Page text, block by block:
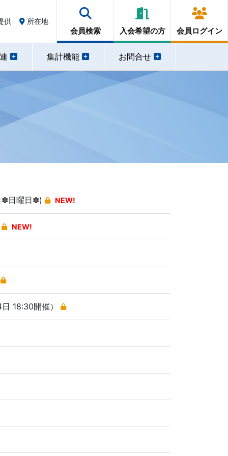
供 所在地
会員検索 入会希望の方 会員ログイン
集計機能 お問合せ
✽日曜日✽) NEW!
NEW!
18:30開催）